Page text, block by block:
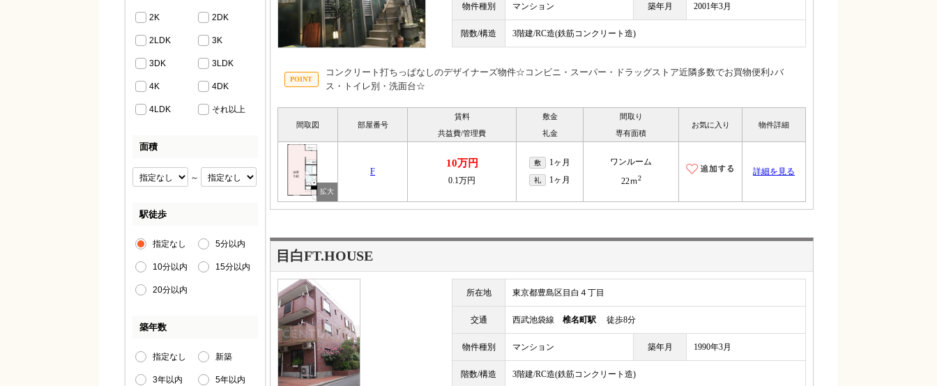
物件種別 マンション 築年月 2001年3月
階数/構造 3階建/RC造(鉄筋コンクリート造)
コンクリート打ちっぱなしのデザイナーズ物件☆コンビニ・スーパー・ドラッグストア近隣多数でお買物便利♪バ
ス・トイレ別・洗面台☆
間取図 部屋番号
賃料
共益費/管理費
敷金
礼金
間取り
専有面積
お気に入り 物件詳細
F
10万円
0.1万円
敷 1ヶ月
礼 1ヶ月
ワンルーム
22ｍ2
詳細を見る
目白FT.HOUSE
所在地 東京都豊島区目白４丁目
交通 西武池袋線 椎名町駅 徒歩8分
物件種別 マンション 築年月 1990年3月
階数/構造 3階建/RC造(鉄筋コンクリート造)
2K 2DK
2LDK 3K
3DK 3LDK
4K 4DK
4LDK それ以上
面積
～
駅徒歩
指定なし 5分以内
10分以内 15分以内
20分以内
築年数
指定なし 新築
3年以内 5年以内